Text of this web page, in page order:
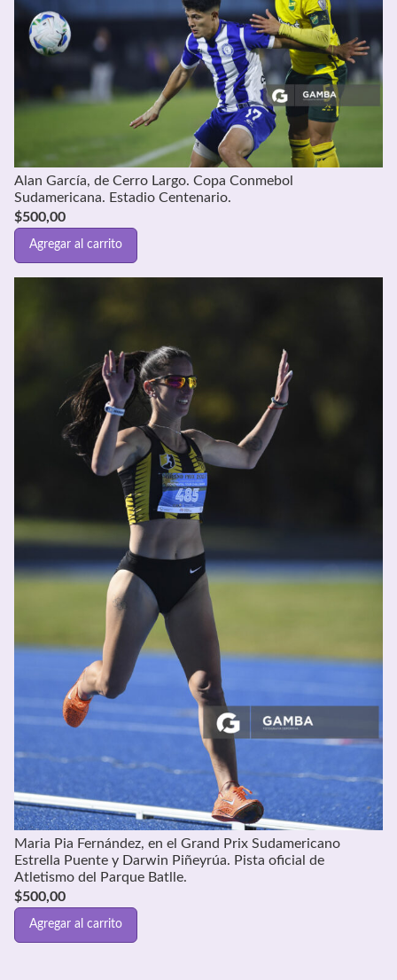
Alan García, de Cerro Largo. Copa Conmebol
Sudamericana. Estadio Centenario.
$500,00
Agregar al carrito
Maria Pia Fernández, en el Grand Prix Sudamericano
Estrella Puente y Darwin Piñeyrúa. Pista oficial de
Atletismo del Parque Batlle.
$500,00
Agregar al carrito